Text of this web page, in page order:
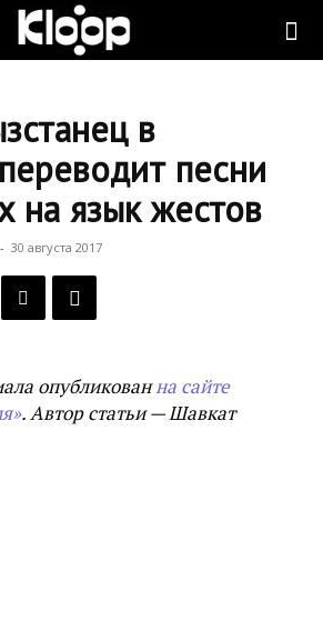
в
песни
на язык жестов
- 30 августа 2017
опубликованна сайте
. Автор статьи — Шавкат